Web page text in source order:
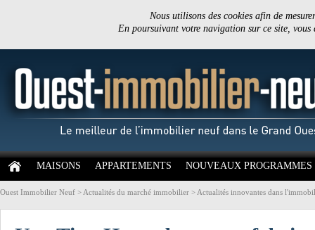
Nous utilisons des cookies afin de
En poursuivant votre navigation sur ce site,
MAISONS APPARTEMENTS NOUVEAUX PROGRAMMES
Ouest Immobilier Neuf > Actualités du marché immobilier > Actualités innovantes dans